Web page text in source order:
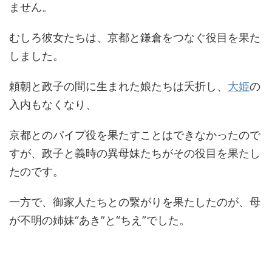
ません。
むしろ彼女たちは、京都と鎌倉をつなぐ役目を果た
しました。
頼朝と政子の間に生まれた娘たちは夭折し、 大姫の
入内もなくなり、
京都とのパイプ役を果たすことはできなかったので
すが、政子と義時の異母妹たちがその役目を果たし
たのです。
一方で、御家人たちとの繋がりを果たしたのが、母
が不明の姉妹“あき”と“ちえ”でした。